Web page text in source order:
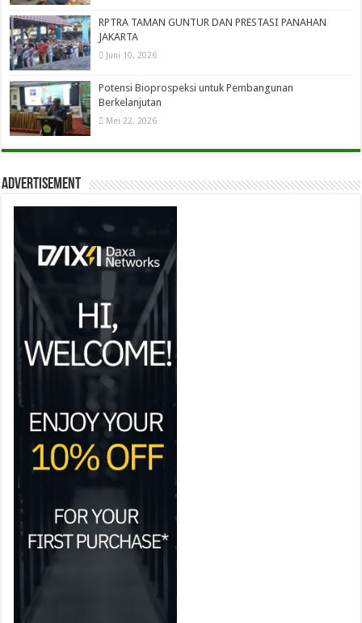
RPTRA TAMAN GUNTUR DAN PRESTASI PANAHAN
JAKARTA
Juni 10, 2026
Potensi Bioprospeksi untuk Pembangunan
Berkelanjutan
Mei 22, 2026
Advertisement